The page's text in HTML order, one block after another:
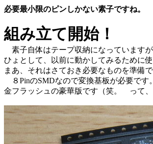
必要最小限のピンしかない素子ですね。
組み立て開始！
素子自体はテープ収納になっています
ひょとして、以前に動かしてみるために
まあ、それはさておき必要なものを準備で
８PinのSMDなので変換基板が必要です
金フラッシュの豪華版です（笑。 って、